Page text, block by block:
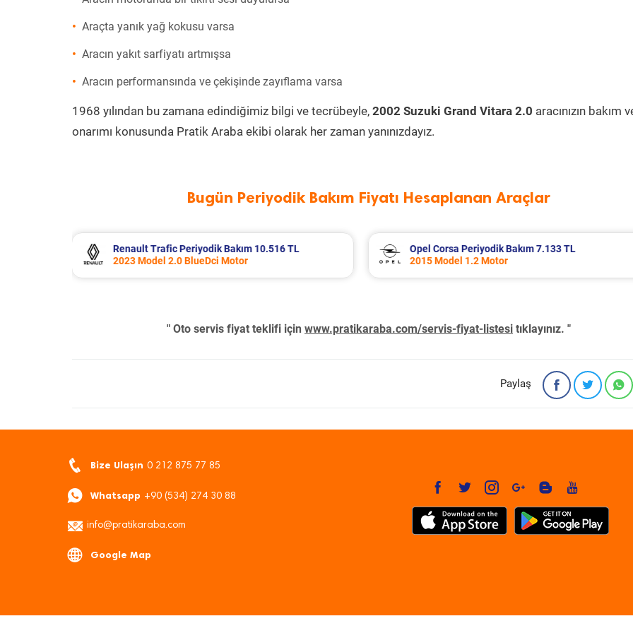
Araçta yanık yağ kokusu varsa
Aracın yakıt sarfiyatı artmışsa
Aracın performansında ve çekişinde zayıflama varsa
1968 yılından bu zamana edindiğimiz bilgi ve tecrübeyle, 2002 Suzuki Grand Vitara 2.0 aracınızın bakım
onarımı konusunda Pratik Araba ekibi olarak her zaman yanınızdayız.
Bugün Periyodik Bakım Fiyatı Hesaplanan Araçlar
Opel Corsa Periyodik Bakım 7.133 TL
2015 Model 1.2 Motor
Seat Leon Periyodik Bakım 7.335 TL
2016 Model 1.2 Tsi Motor
" Oto servis fiyat teklifi için www.pratikaraba.com/servis-fiyat-listesi tıklayınız. "
Paylaş
Bize Ulaşın 0 212 875 77 85
Whatsapp +90 (534) 274 30 88
info@pratikaraba.com
Google Map